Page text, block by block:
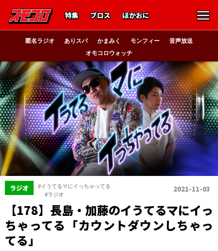
特集 ブロス ほかおに
匿名ラジオ ありスパ かまみく モンフィー
音声放送
オモコロウォッチ
ラジオ #イうてるマにイっちゃってる
#ラジオ
2021-11-03
【178】長島・加藤のイうてるマにイっ
ちゃってる「カウントダウンしちゃっ
てる」